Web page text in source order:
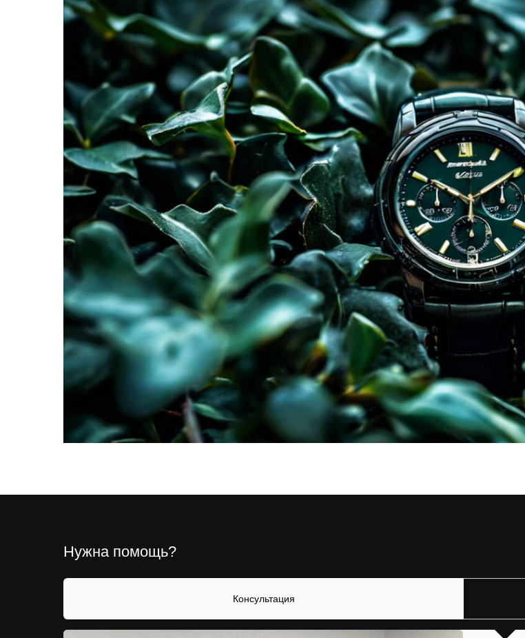
Нужна помощь?
Консультация